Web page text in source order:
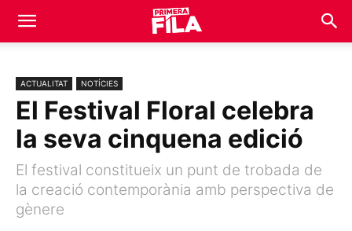
ACTUALITAT NOTÍCIES
El Festival Floral celebra
la seva cinquena edició
El festival constitueix un punt de trobada de
la creació contemporània amb perspectiva de
gènere